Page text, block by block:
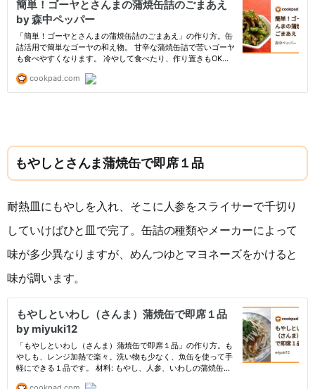
もやしとさんま蒲焼缶で即席１品
耐熱皿にもやしを入れ、そこに人参をスライサーで千切り
していけばひと皿で完了。缶詰の種類やメーカーによって
味が多少異なりますが、めんつゆとマヨネーズをかけると
味が調います。